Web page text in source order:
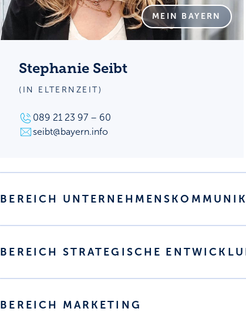
MEIN BAYERN
Stephanie Seibt
(IN ELTERNZEIT)
089 21 23 97 – 60
seibt@bayern.info
BEREICH
BEREICH STRATEGISCHE
BEREICH MARKETING